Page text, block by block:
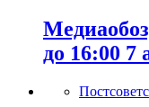
до 16:00 7